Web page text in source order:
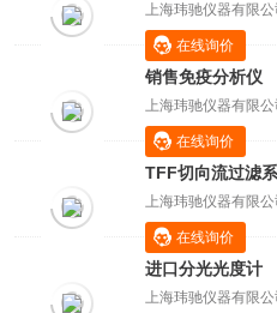
上海玮驰仪器有限公
在线询价
销售免疫分析仪
上海玮驰仪器有限公
在线询价
TFF切向流过滤
上海玮驰仪器有限公
在线询价
进口分光光度计
上海玮驰仪器有限公